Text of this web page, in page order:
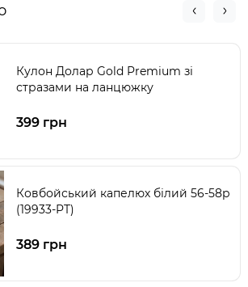
Кулон Долар Gold Premium зі
стразами на ланцюжку
399 грн
Ковбойський капелюх білий 56-58р
(19933-PT)
389 грн